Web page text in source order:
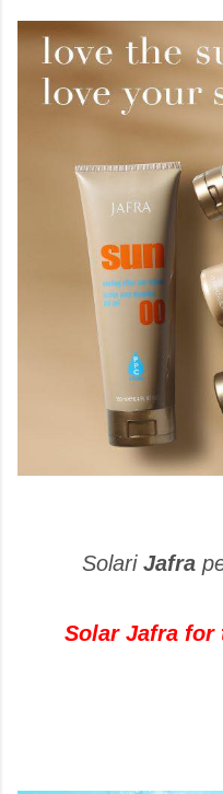
Solari Jafra
Solar Jafra for